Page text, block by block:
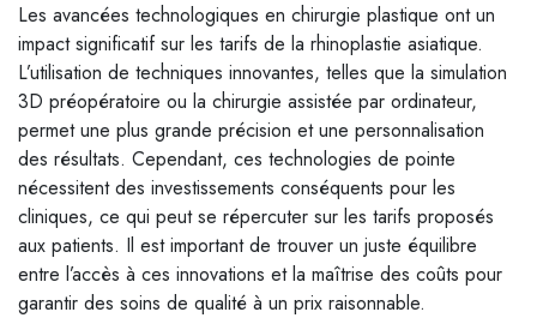
Les avancées technologiques en chirurgie plastique ont un
impact significatif sur les tarifs de la rhinoplastie asiatique.
L’utilisation de techniques innovantes, telles que la simulation
3D préopératoire ou la chirurgie assistée par ordinateur,
permet une plus grande précision et une personnalisation
des résultats. Cependant, ces technologies de pointe
nécessitent des investissements conséquents pour les
cliniques, ce qui peut se répercuter sur les tarifs proposés
aux patients. Il est important de trouver un juste équilibre
entre l’accès à ces innovations et la maîtrise des coûts pour
garantir des soins de qualité à un prix raisonnable.